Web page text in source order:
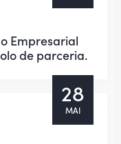
Empresarial
de parceria.
28
MAI